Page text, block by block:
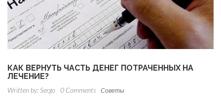
КАК ВЕРНУТЬ ЧАСТЬ ДЕНЕГ ПОТРАЧЕННЫХ НА
ЛЕЧЕНИЕ?
Written by:Sergo 0 Comments Советы